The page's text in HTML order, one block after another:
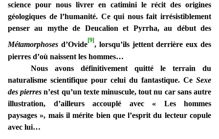
science pour nous livrer en catimini le récit des origines
géologiques de l’humanité. Ce qui nous fait irrésistiblement
penser au mythe de Deucalion et Pyrrha, au début des
Métamorphoses d’Ovide[9], lorsqu’ils jettent derrière eux des
pierres d’où naissent les hommes…
Nous avons définitivement quitté le terrain du
naturalisme scientifique pour celui du fantastique. Ce Sexe
des pierres n’est qu’un texte minuscule, tout nu car sans autre
illustration, d’ailleurs accouplé avec « Les hommes
paysages », mais il mérite bien que l’esprit du lecteur copule
avec lui…